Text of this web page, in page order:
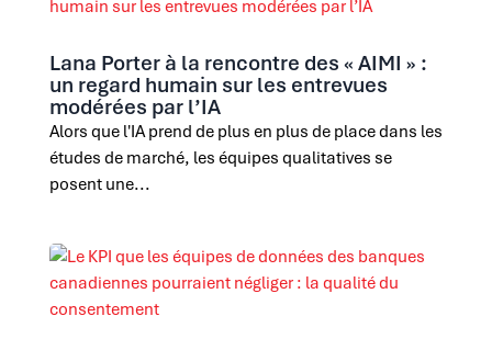
Lana Porter à la rencontre des « AIMI » :
un regard humain sur les entrevues
modérées par l’IA
Alors que l'IA prend de plus en plus de place dans les
études de marché, les équipes qualitatives se
posent une...